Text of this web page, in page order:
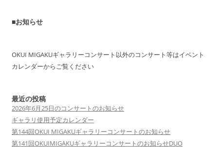
■お知らせ
OKUI MIGAKUギャラリーコンサート以外のコンサート等はイベント
カレンダーからご覧ください
最近の投稿
2026年6月25日のコンサートのお知らせ
ギャラリ使用予定カレンダー
第144回OKUI MIGAKUギャラリーコンサートのお知らせ
第141回OKUIMIGAKUギャラリーコンサートのお知らせDUO